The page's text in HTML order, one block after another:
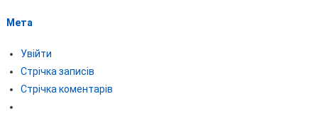
Мета
Увійти
Стрічка записів
Стрічка коментарів